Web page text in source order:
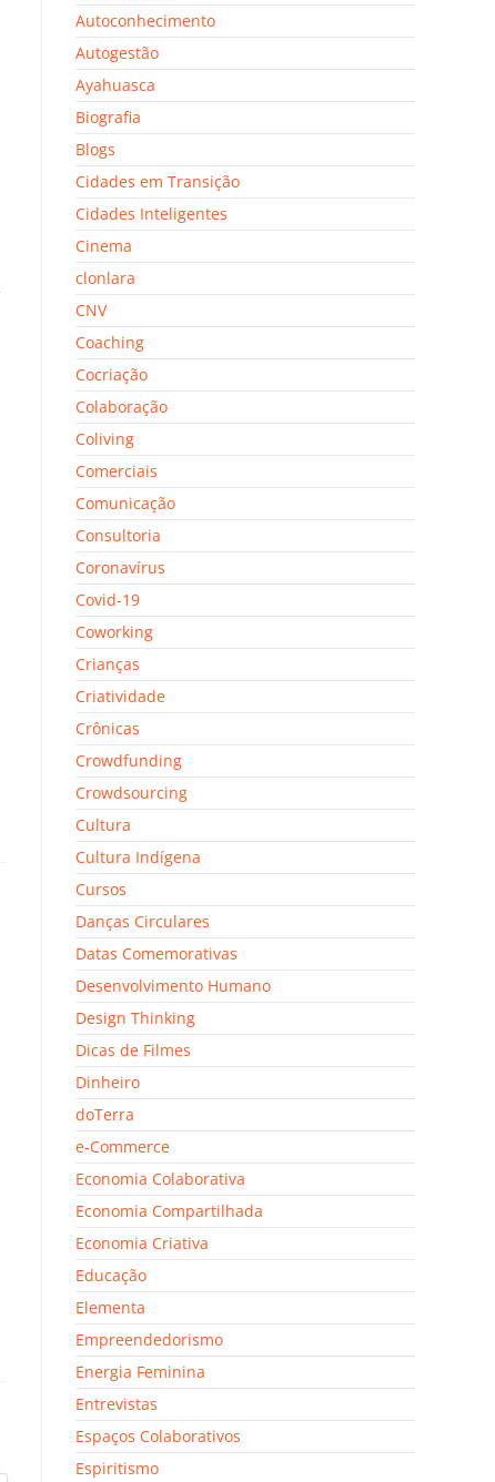
Autoconhecimento
Autogestão
Ayahuasca
Biografia
Blogs
Cidades em Transição
Cidades Inteligentes
Cinema
clonlara
CNV
Coaching
Cocriação
Colaboração
Coliving
Comerciais
Comunicação
Consultoria
Coronavírus
Covid-19
Coworking
Crianças
Criatividade
Crônicas
Crowdfunding
Crowdsourcing
Cultura
Cultura Indígena
Cursos
Danças Circulares
Datas Comemorativas
Desenvolvimento Humano
Design Thinking
Dicas de Filmes
Dinheiro
doTerra
e-Commerce
Economia Colaborativa
Economia Compartilhada
Economia Criativa
Educação
Elementa
Empreendedorismo
Energia Feminina
Entrevistas
Espaços Colaborativos
Espiritismo